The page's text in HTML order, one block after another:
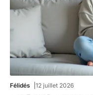
Félidés 12 juillet 2026